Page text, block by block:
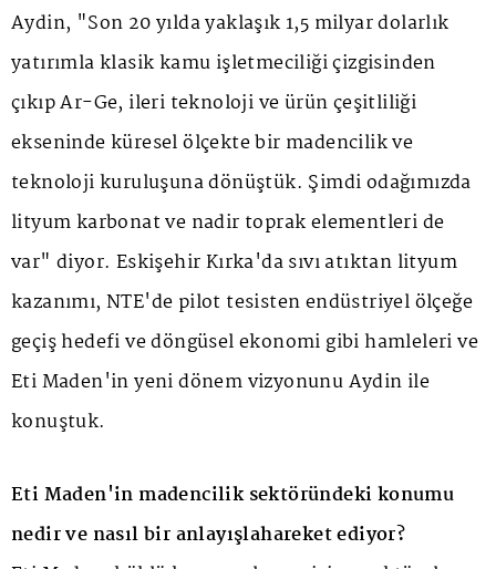
Aydin, "Son 20 yılda yaklaşık 1,5 milyar dolarlık
yatırımla klasik kamu işletmeciliği çizgisinden
çıkıp Ar-Ge, ileri teknoloji ve ürün çeşitliliği
ekseninde küresel ölçekte bir madencilik ve
teknoloji kuruluşuna dönüştük. Şimdi odağımızda
lityum karbonat ve nadir toprak elementleri de
var" diyor. Eskişehir Kırka'da sıvı atıktan lityum
kazanımı, NTE'de pilot tesisten endüstriyel ölçeğe
geçiş hedefi ve döngüsel ekonomi gibi hamleleri ve
Eti Maden'in yeni dönem vizyonunu Aydin ile
konuştuk.
Eti Maden'in madencilik sektöründeki konumu
nedir ve nasıl bir anlayışlahareket ediyor?